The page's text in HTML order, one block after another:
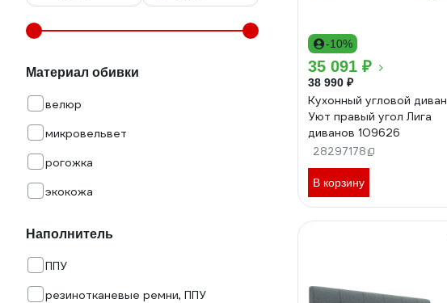
Материал обивки
велюр
микровельвет
рогожка
экокожа
Наполнитель
ППУ
резинотканевые ремни, ППУ
-10%
35 091 ₽
38 990 ₽
Кухонный угловой диван
Уют правый угол Лига
диванов 109626
28297178
В корзину